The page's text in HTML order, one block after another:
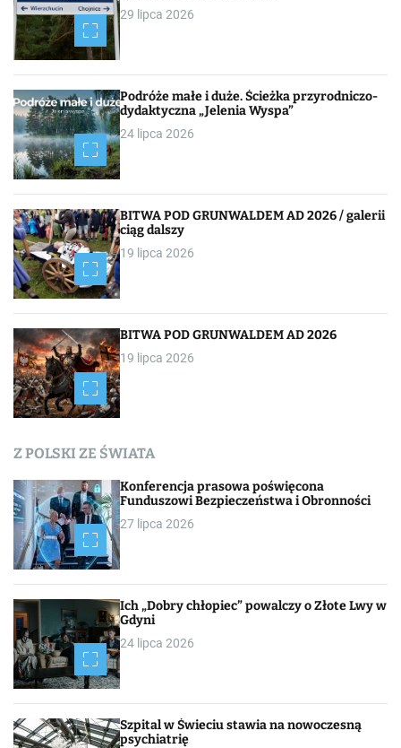
29 lipca 2026
Podróże małe i duże. Ścieżka przyrodniczo-
dydaktyczna „Jelenia Wyspa”
24 lipca 2026
BITWA POD GRUNWALDEM AD 2026 / galerii
ciąg dalszy
19 lipca 2026
BITWA POD GRUNWALDEM AD 2026
19 lipca 2026
Z POLSKI ZE ŚWIATA
Konferencja prasowa poświęcona
Funduszowi Bezpieczeństwa i Obronności
27 lipca 2026
Ich „Dobry chłopiec” powalczy o Złote Lwy w
Gdyni
24 lipca 2026
Szpital w Świeciu stawia na nowoczesną
psychiatrię